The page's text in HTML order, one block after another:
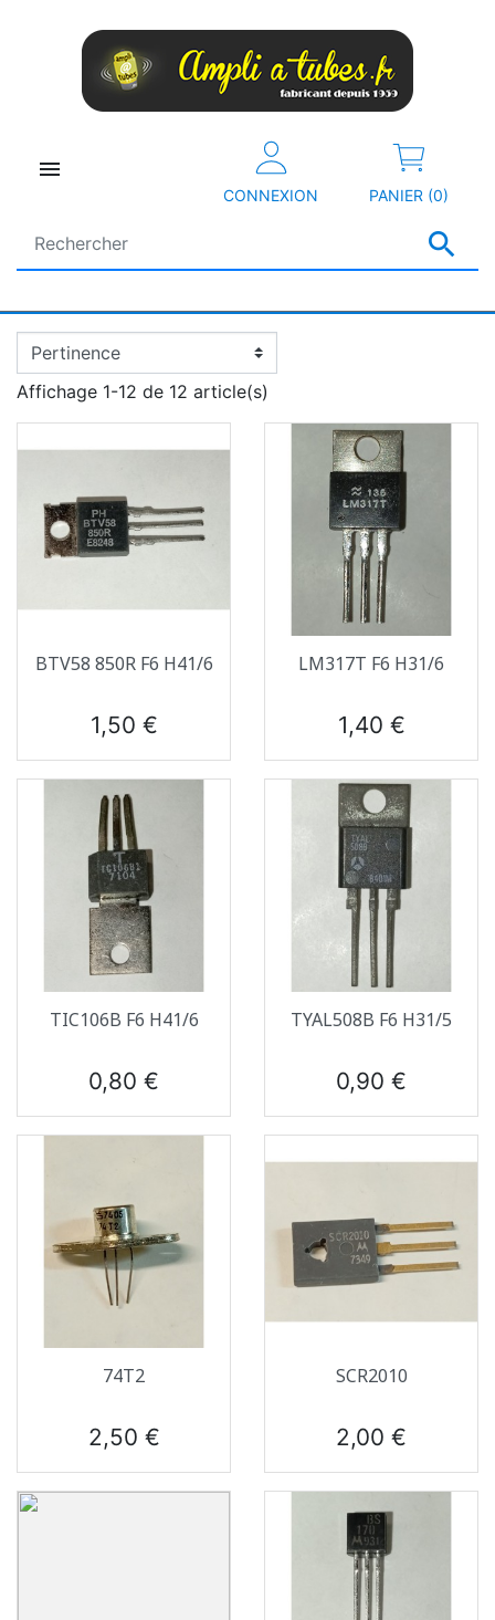


CONNEXION PANIER (0)
Affichage 1-12 de 12 article(s)
BTV58 850R F6 H41/6
Prix
1,50 €
LM317T F6 H31/6
Prix
1,40 €
TIC106B F6 H41/6
Prix
0,80 €
TYAL508B F6 H31/5
Prix
0,90 €
74T2
Prix
2,50 €
SCR2010
Prix
2,00 €